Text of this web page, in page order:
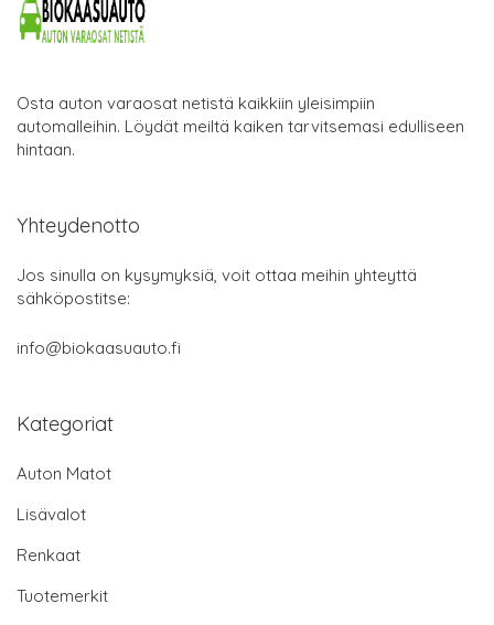
Osta auton varaosat netistä kaikkiin yleisimpiin
automalleihin. Löydät meiltä kaiken tarvitsemasi edulliseen
hintaan.
Yhteydenotto
Jos sinulla on kysymyksiä, voit ottaa meihin yhteyttä
sähköpostitse:
info@biokaasuauto.fi
Kategoriat
Auton Matot
Lisävalot
Renkaat
Tuotemerkit